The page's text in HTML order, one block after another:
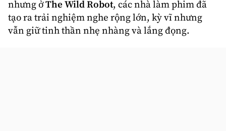
nhưng ởThe Wild Robot, các nhà làm phim đã
tạo ra trải nghiệm nghe rộng lớn, kỳ vĩ nhưng
vẫn giữ tinh thần nhẹ nhàng và lắng đọng.